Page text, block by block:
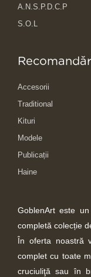
A.N.S.P.D.C.P
S.O.L
Accesorii
Traditional
Kituri
Modele
Publicații
Haine
GoblenArt este
completă colecție
În oferta noastră
complet cu toate
cruciuliţă sau în